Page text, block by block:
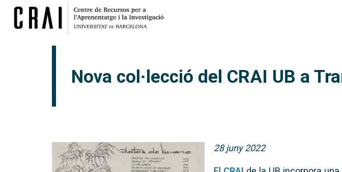
Nova col·lecció del CRAI UB a
28 juny 2022